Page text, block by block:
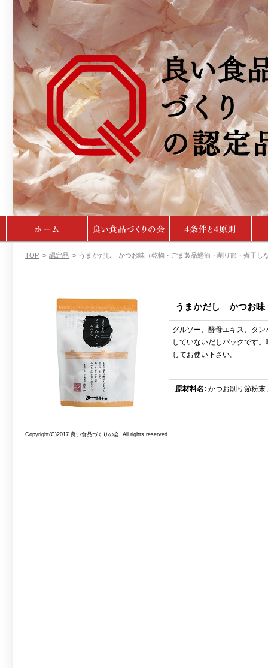
TOP » 認定品 » うまかだし かつお味（乾物・ごま製品鰹節・削り節・煮干し
うまかだし かつお味
グルソー、酵母エキス、タ
していないだしパックです
してお使い下さい。
原材料名: かつお削り節粉末
Copyright(C)2017 良い食品づくりの会. All rights reserved.